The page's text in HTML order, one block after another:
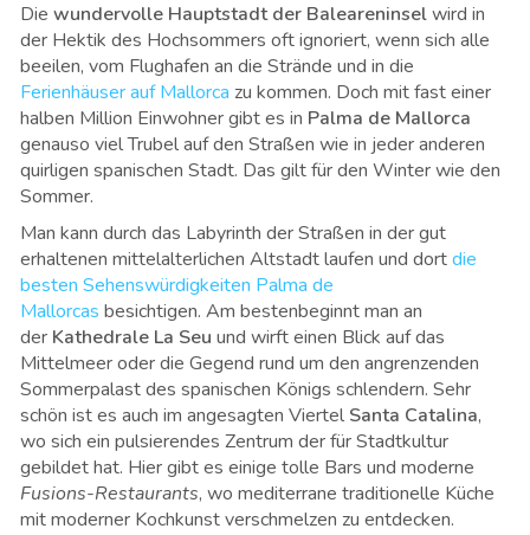
Die wundervolle Hauptstadt der Baleareninselwird in
der Hektik des Hochsommers oft ignoriert, wenn sich alle
beeilen, vom Flughafen an die Strände und in die
Ferienhäuser auf Mallorca zu kommen. Doch mit fast einer
halben Million Einwohner gibt es in Palma de Mallorca
genauso viel Trubel auf den Straßen wie in jeder anderen
quirligen spanischen Stadt. Das gilt für den Winter wie den
Sommer.
Man kann durch das Labyrinth der Straßen in der gut
erhaltenen mittelalterlichen Altstadt laufen und dortdie
besten Sehenswürdigkeiten Palma de
Mallorcas besichtigen. Am bestenbeginnt man an
der Kathedrale La Seu und wirft einen Blick auf das
Mittelmeer oder die Gegend rund um den angrenzenden
Sommerpalast des spanischen Königs schlendern. Sehr
schön ist es auch im angesagten Viertel Santa Catalina,
wo sich ein pulsierendes Zentrum der für Stadtkultur
gebildet hat. Hier gibt es einige tolle Bars und moderne
Fusions-Restaurants, wo mediterrane traditionelle Küche
mit moderner Kochkunst verschmelzen zu entdecken.